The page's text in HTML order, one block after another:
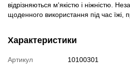
відрізняються м'якістю і ніжністю.
щоденного використання під час їжі,
Характеристики
Артикул 10100301